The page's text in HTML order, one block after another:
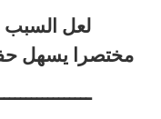
لعل السبب
مختصرا يسهل